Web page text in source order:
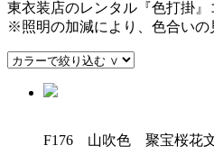
東衣装店のレンタル『色打掛
※照明の加減により、色合いの
F176 山吹色 聚宝桜花